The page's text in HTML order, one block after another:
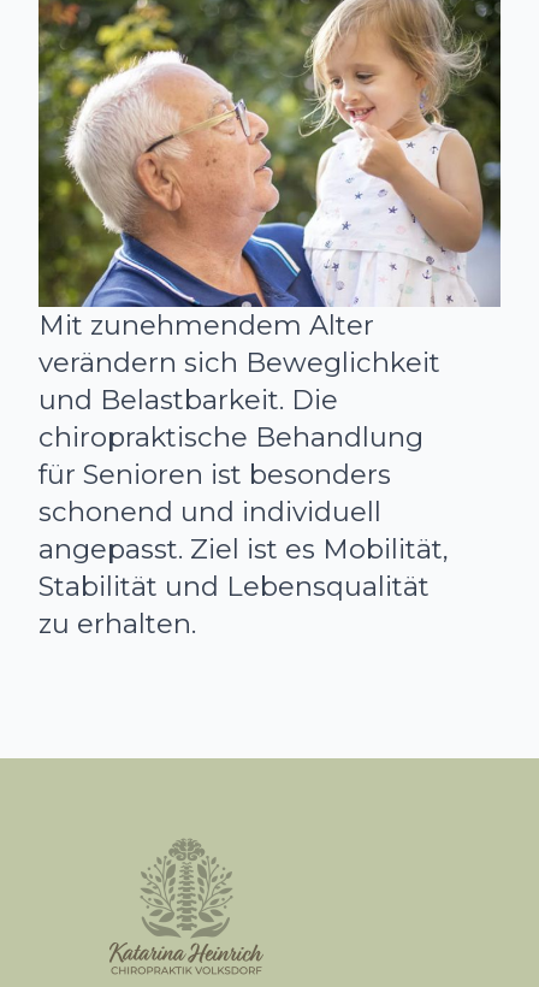
Mit zunehmendem Alter
verändern sich Beweglichkeit
und Belastbarkeit. Die
chiropraktische Behandlung
für Senioren ist besonders
schonend und individuell
angepasst. Ziel ist es Mobilität,
Stabilität und Lebensqualität
zu erhalten.